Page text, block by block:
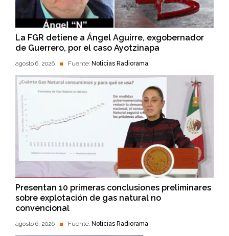
La FGR detiene a Ángel Aguirre, exgobernador
de Guerrero, por el caso Ayotzinapa
agosto 6, 2026 Fuente: Noticias Radiorama
Presentan 10 primeras conclusiones preliminares
sobre explotación de gas natural no
convencional
agosto 6, 2026 Fuente: Noticias Radiorama